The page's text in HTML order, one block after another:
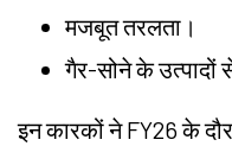
मजबूत तरलता।
गैर-सोने के उत्पादों
इन कारकों ने FY26 के